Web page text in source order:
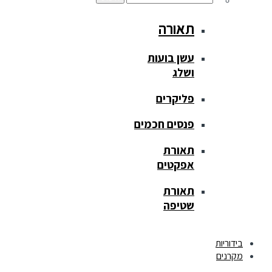
תאורה
עשן בועות
ושלג
פליקרים
פנסים חכמים
תאורת
אפקטים
תאורת
שטיפה
בידוריות
מקרנים